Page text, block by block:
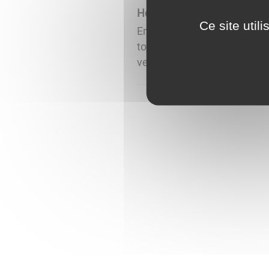
Horaires de Messes
Entre la fête des Rameaux
toutes les 5 semaines.
vermenton-arcy ...
Ce site